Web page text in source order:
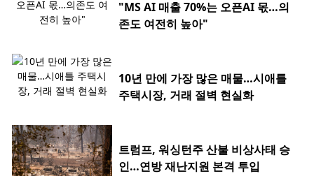
"MS AI 매출 70%는 오픈AI 몫…의
존도 여전히 높아"
10년 만에 가장 많은 매물…시애틀
주택시장, 거래 절벽 현실화
트럼프, 워싱턴주 산불 비상사태 승
인…연방 재난지원 본격 투입